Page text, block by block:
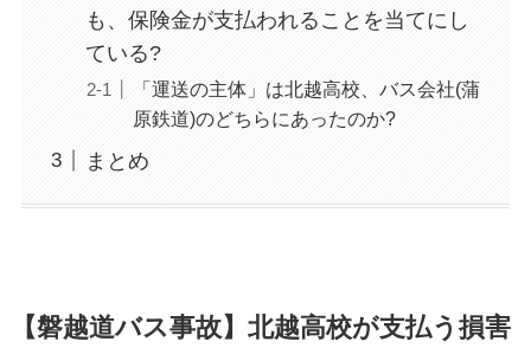
も、保険金が支払われることを当てにし
ている?
「運送の主体」は北越高校、バス会社(蒲
原鉄道)のどちらにあったのか?
まとめ
【磐越道バス事故】北越高校が支払う損害